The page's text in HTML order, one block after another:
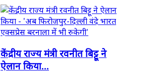
केंद्रीय राज्य मंत्री रवनीत बिट्टू ने
ऐलान किया...